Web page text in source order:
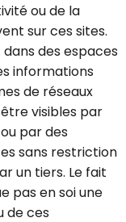
ou de la
sur ces sites.
des espaces
informations
de réseaux
visibles par
par des
sans restriction
un tiers. Le fait
pas en soi une
de ces